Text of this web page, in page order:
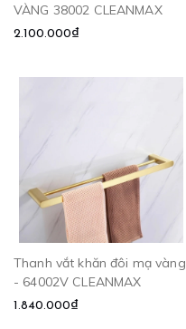
VÀNG 38002 CLEANMAX
2.100.000₫
Thanh vắt khăn đôi mạ vàng
- 64002V CLEANMAX
1.840.000₫